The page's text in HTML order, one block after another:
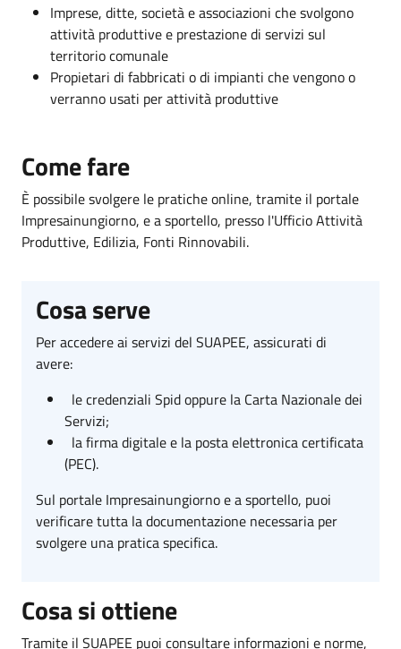
Imprese, ditte, società e associazioni che svolgono
attività produttive e prestazione di servizi sul
territorio comunale
Propietari di fabbricati o di impianti che vengono o
verranno usati per attività produttive
Come fare
È possibile svolgere le pratiche online, tramite il portale
Impresainungiorno, e a sportello, presso l'Ufficio Attività
Produttive, Edilizia, Fonti Rinnovabili.
Cosa serve
Per accedere ai servizi del SUAPEE, assicurati di
avere:
le credenziali Spid oppure la Carta Nazionale dei
Servizi;
la firma digitale e la posta elettronica certificata
(PEC).
Sul portale Impresainungiorno e a sportello, puoi
verificare tutta la documentazione necessaria per
svolgere una pratica specifica.
Cosa si ottiene
Tramite il SUAPEE puoi consultare informazioni e norme,